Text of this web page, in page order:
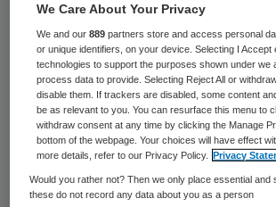
care, kinderafdeling en
Hiermee raakt het ziekenhuis
volwaardige status kwijt,
Gelderlander.
Wethouder Elvia Schepers
We Care About Your Privacy
We and our889 partners store and access personal
or unique identifiers, on your device. Selecting I Accept
technologies to support the purposes shown under we
process data to provide. Selecting Reject All or
disable them. If trackers are disabled, some content
be as relevant to you. You can resurface this menu to
withdraw consent at any time by clicking the Manage
bottom of the webpage. Your choices will have effect
more details, refer to our Privacy Policy.
Privacy
Would you rather not? Then we only place essential and
these do not record any data about you as a person